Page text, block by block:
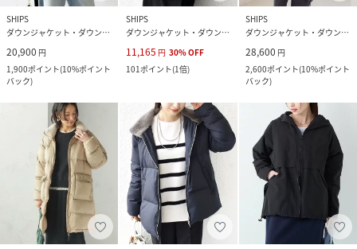
SHIPS
ダウンジャケット・ダウンベスト
20,900 円
1,900ポイント(10%ポイント
バック)
SHIPS
ダウンジャケット・ダウンベスト
11,165 円 30%OFF
101ポイント(1倍)
SHIPS
ダウンジャケット・ダウンベスト
28,600 円
2,600ポイント(10%ポイント
バック)